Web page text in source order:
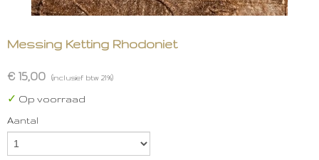
Messing Ketting Rhodoniet
€ 15,00 (inclusief btw 21%)
✓ Op voorraad
Aantal